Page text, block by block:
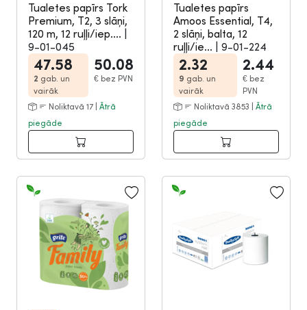
Tualetes papīrs Tork
Premium, T2, 3 slāņi,
120 m, 12 ruļļi/iep....
9-01-045
47.58
2 gab. un
vairāk
50.08
€ bez PVN
Noliktavā 17 | Ātrā
piegāde
Tualetes papīrs
Amoos Essential, T4,
2 slāņi, balta, 12
ruļļi/ie...
9-01-224
2.32
9 gab. un
vairāk
2.44
€ bez
PVN
Noliktavā 3853 | Ātrā
piegāde